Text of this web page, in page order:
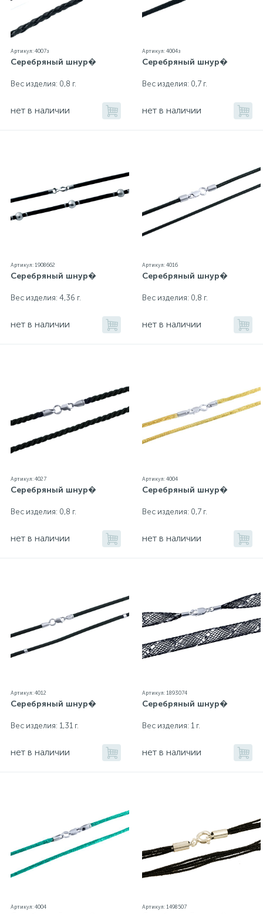
Артикул: 4007з
Серебряный шнур�
Вес изделия: 0,8 г.
нет в наличии
Артикул: 4004з
Серебряный шнур�
Вес изделия: 0,7 г.
нет в наличии
Артикул: 1908662
Серебряный шнур�
Вес изделия: 4,36 г.
нет в наличии
Артикул: 4016
Серебряный шнур�
Вес изделия: 0,8 г.
нет в наличии
Артикул: 4027
Серебряный шнур�
Вес изделия: 0,8 г.
нет в наличии
Артикул: 4004
Серебряный шнур�
Вес изделия: 0,7 г.
нет в наличии
Артикул: 4012
Серебряный шнур�
Вес изделия: 1,31 г.
нет в наличии
Артикул: 1893074
Серебряный шнур�
Вес изделия: 1 г.
нет в наличии
Артикул: 4004 Артикул: 1498507